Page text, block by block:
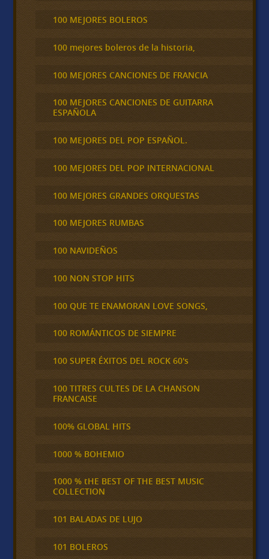
100 MEJORES BOLEROS
100 mejores boleros de la historia,
100 MEJORES CANCIONES DE FRANCIA
100 MEJORES CANCIONES DE GUITARRA
ESPAÑOLA
100 MEJORES DEL POP ESPAÑOL.
100 MEJORES DEL POP INTERNACIONAL
100 MEJORES GRANDES ORQUESTAS
100 MEJORES RUMBAS
100 NAVIDEÑOS
100 NON STOP HITS
100 QUE TE ENAMORAN LOVE SONGS,
100 ROMÁNTICOS DE SIEMPRE
100 SUPER ÉXITOS DEL ROCK 60's
100 TITRES CULTES DE LA CHANSON
FRANCAISE
100% GLOBAL HITS
1000 % BOHEMIO
1000 % tHE BEST OF THE BEST MUSIC
COLLECTION
101 BALADAS DE LUJO
101 BOLEROS